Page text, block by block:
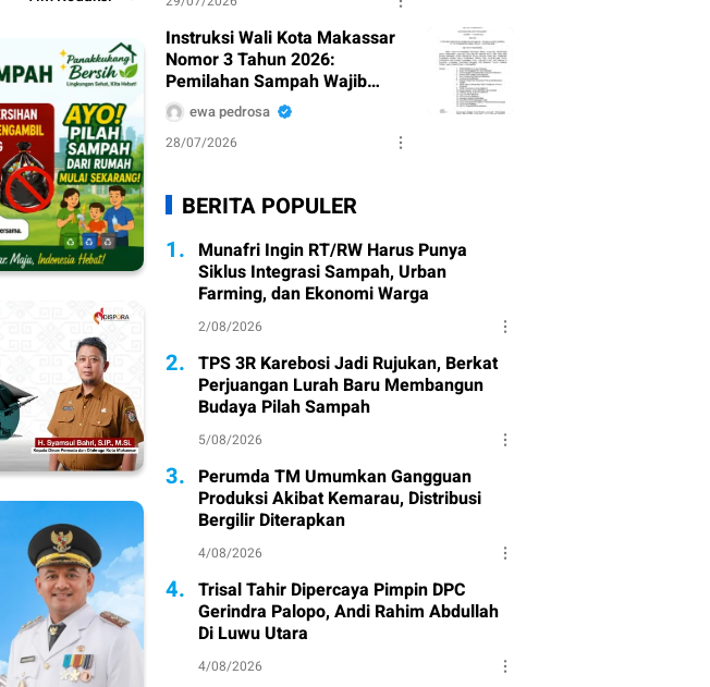
Instruksi Wali Kota Makassar
Nomor 3 Tahun 2026:
Pemilahan Sampah Wajib
Dimulai dari Sumber
ewa pedrosa
28/07/2026
BERITA POPULER
1. Munafri Ingin RT/RW Harus Punya
Siklus Integrasi Sampah, Urban
Farming, dan Ekonomi Warga
2/08/2026
2. TPS 3R Karebosi Jadi Rujukan, Berkat
Perjuangan Lurah Baru Membangun
Budaya Pilah Sampah
5/08/2026
3. Perumda TM Umumkan Gangguan
Produksi Akibat Kemarau, Distribusi
Bergilir Diterapkan
4/08/2026
4. Trisal Tahir Dipercaya Pimpin DPC
Gerindra Palopo, Andi Rahim Abdullah
Di Luwu Utara
4/08/2026